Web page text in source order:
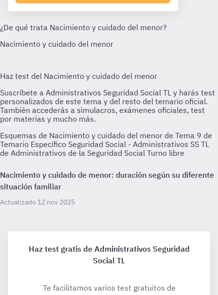
Esquemas de Nacimiento y cuidado del menor de Tema 9 de
Temario Específico Seguridad Social - Administrativos SS TL
de Administrativos de la Seguridad Social Turno libre
Nacimiento y cuidado de menor: duración según su diferente
situación familiar
Actualizado 12 nov 2025
Haz test gratis de Administrativos Seguridad
Social TL
Te facilitamos varios test gratuitos de